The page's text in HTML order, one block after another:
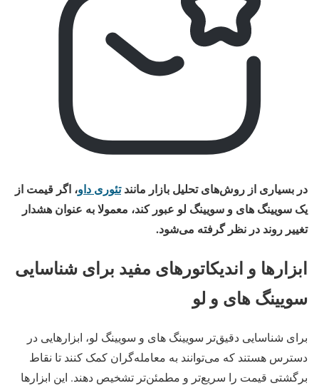
در بسیاری از روش‌های تحلیل بازار مانند تئوری داو، اگر قیمت از
یک سویینگ های و سویینگ لو​ عبور کند، معمولا به عنوان هشدار
تغییر روند در نظر گرفته می‌شود.
ابزارها و اندیکاتورهای مفید برای شناسایی
سویینگ های و لو
برای شناسایی دقیق‌تر سویینگ های و سویینگ لو، ابزارهایی در
دسترس هستند که می‌توانند به معامله‌گران کمک کنند تا نقاط
برگشتی قیمت را سریع‌تر و مطمئن‌تر تشخیص دهند. این ابزارها